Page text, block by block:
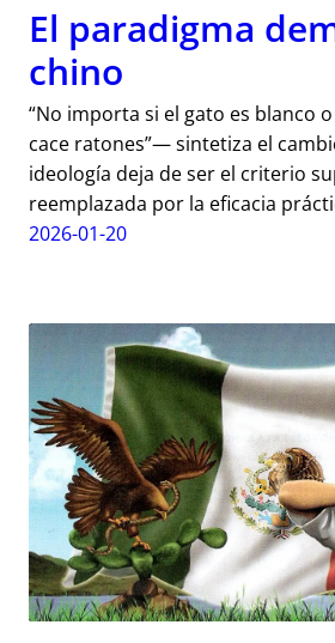
El paradigma
chino
“No importa si el gato es blanco
cace ratones”— sintetiza el
ideología deja de ser el criterio
reemplazada por la eficacia
2026-01-20